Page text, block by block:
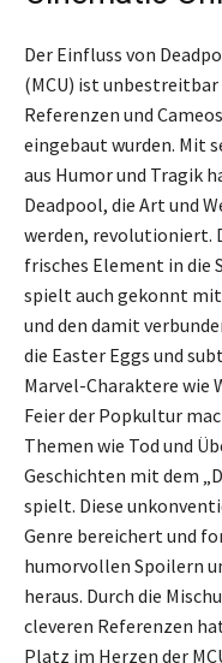
Der Einfluss von
(MCU) ist
Referenzen und
eingebaut wurden. Mit
aus Humor und Tragik
Deadpool, die Art und
werden, revolutioniert.
frisches Element in die
spielt auch gekonnt
und den damit
die Easter Eggs und
Marvel-Charaktere wie
Feier der Popkultur
Themen wie Tod und
Geschichten mit dem
spielt. Diese
Genre bereichert und
humorvollen Spoilern
heraus. Durch die
cleveren Referenzen
Platz im Herzen der